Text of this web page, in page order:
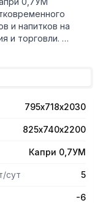
и напитков на
и торговли.
воды.
за
из ПВХ и
объема.
795х718х2030
825х740х2200
Капри 0,7УМ
сут 5
-6